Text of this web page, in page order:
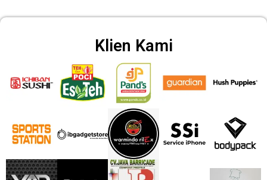
Klien Kami